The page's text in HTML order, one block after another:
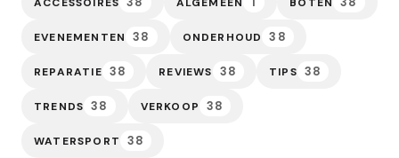
EVENEMENTEN 38 ONDERHOUD 38
REPARATIE 38 REVIEWS 38 TIPS 38
TRENDS 38 VERKOOP 38
WATERSPORT 38